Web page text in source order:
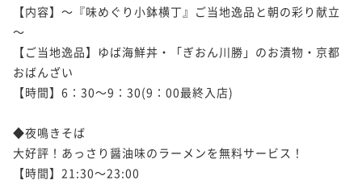
【内容】～『味めぐり小鉢横丁』ご当地逸品と朝の彩り献立
～
【ご当地逸品】ゆば海鮮丼・「ぎおん川勝」のお漬物・京都
おばんざい
【時間】6：30～9：30(9：00最終入店)
◆夜鳴きそば
大好評！あっさり醤油味のラーメンを無料サービス！
【時間】21:30～23:00